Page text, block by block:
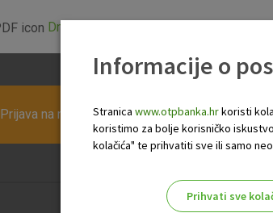
Dnevno financijsko izvješće.pdf
Prijava na newsletter OTP banke
Informacije o
Stranica www.otpbanka.hrkoristi
koristimo za bolje korisničko
kolačića" te prihvatiti sve ili samo
Prihvati sve